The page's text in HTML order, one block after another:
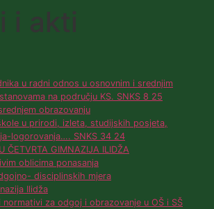
i akti
u radni odnos u osnovnim i srednjim
na području KS. SNKS 8 25
obrazovanju
u prirodi, izleta, studijskih posjeta,
logorovanja…. SNKS 34 24
ČETVRTA GIMNAZIJA ILIDŽA
oblicima ponasanja
disciplinskih mjera
Ilidža
za odgoj i obrazovanje u OŠ i SŠ